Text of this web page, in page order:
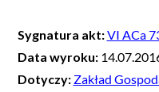
Sygnatura akt:VI ACa
Data wyroku:
Dotyczy: Zakład